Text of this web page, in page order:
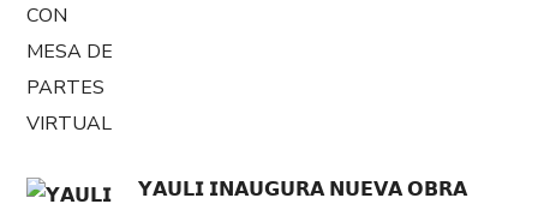
𝗬𝗔𝗨𝗟𝗜 𝗜𝗡𝗔𝗨𝗚𝗨𝗥𝗔 𝗡𝗨𝗘𝗩𝗔 𝗢𝗕𝗥𝗔